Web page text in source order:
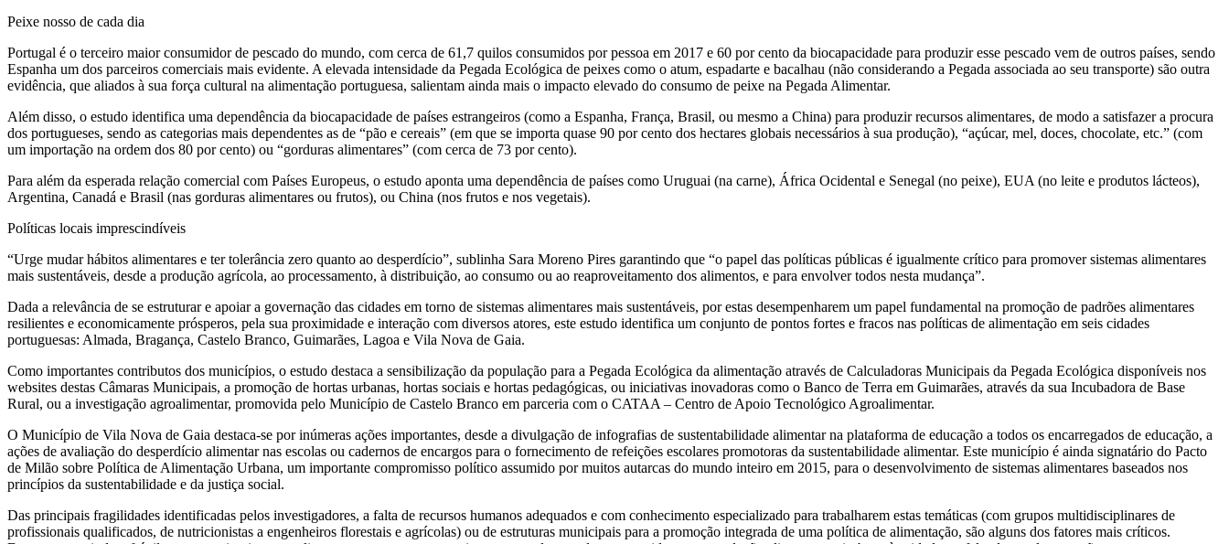
Peixe nosso de cada dia
Portugal é o terceiro maior consumidor de pescado do mundo, com cerca de 61,7 quilos consumidos por pessoa em 2017 e 60 por cento da biocapacidade para produzir esse pescado vem de outros países, sendo
Espanha um dos parceiros comerciais mais evidente. A elevada intensidade da Pegada Ecológica de peixes como o atum, espadarte e bacalhau (não considerando a Pegada associada ao seu transporte) são outra
evidência, que aliados à sua força cultural na alimentação portuguesa, salientam ainda mais o impacto elevado do consumo de peixe na Pegada Alimentar.
Além disso, o estudo identifica uma dependência da biocapacidade de países estrangeiros (como a Espanha, França, Brasil, ou mesmo a China) para produzir recursos alimentares, de modo a satisfazer a procura
dos portugueses, sendo as categorias mais dependentes as de “pão e cereais” (em que se importa quase 90 por cento dos hectares globais necessários à sua produção), “açúcar, mel, doces, chocolate, etc.” (com
um importação na ordem dos 80 por cento) ou “gorduras alimentares” (com cerca de 73 por cento).
Para além da esperada relação comercial com Países Europeus, o estudo aponta uma dependência de países como Uruguai (na carne), África Ocidental e Senegal (no peixe), EUA (no leite e produtos lácteos),
Argentina, Canadá e Brasil (nas gorduras alimentares ou frutos), ou China (nos frutos e nos vegetais).
Políticas locais imprescindíveis
“Urge mudar hábitos alimentares e ter tolerância zero quanto ao desperdício”, sublinha Sara Moreno Pires garantindo que “o papel das políticas públicas é igualmente crítico para promover sistemas alimentares
mais sustentáveis, desde a produção agrícola, ao processamento, à distribuição, ao consumo ou ao reaproveitamento dos alimentos, e para envolver todos nesta mudança”.
Dada a relevância de se estruturar e apoiar a governação das cidades em torno de sistemas alimentares mais sustentáveis, por estas desempenharem um papel fundamental na promoção de padrões alimentares
resilientes e economicamente prósperos, pela sua proximidade e interação com diversos atores, este estudo identifica um conjunto de pontos fortes e fracos nas políticas de alimentação em seis cidades
portuguesas: Almada, Bragança, Castelo Branco, Guimarães, Lagoa e Vila Nova de Gaia.
Como importantes contributos dos municípios, o estudo destaca a sensibilização da população para a Pegada Ecológica da alimentação através de Calculadoras Municipais da Pegada Ecológica disponíveis nos
websites destas Câmaras Municipais, a promoção de hortas urbanas, hortas sociais e hortas pedagógicas, ou iniciativas inovadoras como o Banco de Terra em Guimarães, através da sua Incubadora de Base
Rural, ou a investigação agroalimentar, promovida pelo Município de Castelo Branco em parceria com o CATAA – Centro de Apoio Tecnológico Agroalimentar.
O Município de Vila Nova de Gaia destaca-se por inúmeras ações importantes, desde a divulgação de infografias de sustentabilidade alimentar na plataforma de educação a todos os encarregados de educação, a
ações de avaliação do desperdício alimentar nas escolas ou cadernos de encargos para o fornecimento de refeições escolares promotoras da sustentabilidade alimentar. Este município é ainda signatário do Pacto
de Milão sobre Política de Alimentação Urbana, um importante compromisso político assumido por muitos autarcas do mundo inteiro em 2015, para o desenvolvimento de sistemas alimentares baseados nos
princípios da sustentabilidade e da justiça social.
Das principais fragilidades identificadas pelos investigadores, a falta de recursos humanos adequados e com conhecimento especializado para trabalharem estas temáticas (com grupos multidisciplinares de
profissionais qualificados, de nutricionistas a engenheiros florestais e agrícolas) ou de estruturas municipais para a promoção integrada de uma política de alimentação, são alguns dos fatores mais críticos.